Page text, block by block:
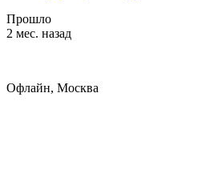
Прошло
2 мес. назад
Офлайн, Москва